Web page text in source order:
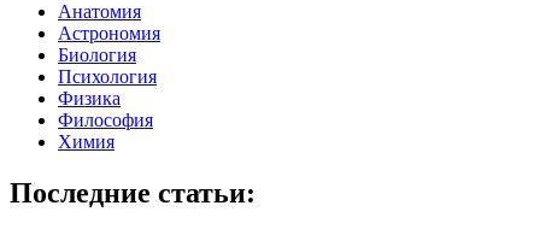
Анатомия
Астрономия
Биология
Психология
Физика
Философия
Химия
Последние статьи: